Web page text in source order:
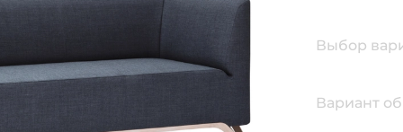
Выбор
Вариант